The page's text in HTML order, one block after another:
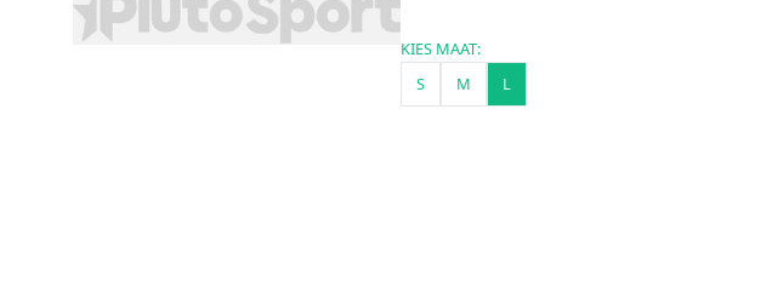
KIES MAAT:
S
M L